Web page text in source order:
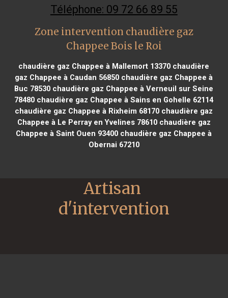
Téléphone: 09 72 66 89 55
Zone intervention chaudière gaz
Chappee Bois le Roi
chaudière gaz Chappee à Mallemort 13370 chaudière
gaz Chappee à Caudan 56850 chaudière gaz Chappee à
Buc 78530 chaudière gaz Chappee à Verneuil sur Seine
78480 chaudière gaz Chappee à Sains en Gohelle 62114
chaudière gaz Chappee à Rixheim 68170 chaudière gaz
Chappee à Le Perray en Yvelines 78610chaudière gaz
Chappee à Saint Ouen 93400 chaudière gaz Chappee à
Obernai 67210
Artisan
d'intervention